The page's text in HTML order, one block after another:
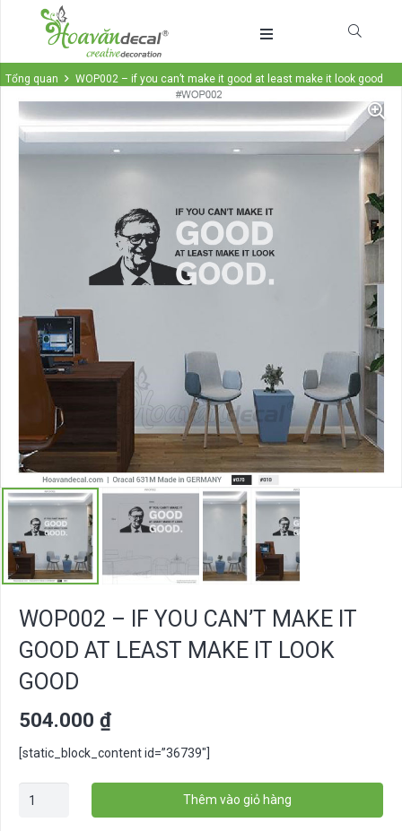
Tổng quan WOP002 – if you can’t make it good at least make it look good
WOP002 – IF YOU CAN’T MAKE IT
GOOD AT LEAST MAKE IT LOOK
GOOD
504.000 ₫
[static_block_content id=”36739″]
Thêm vào giỏ hàng